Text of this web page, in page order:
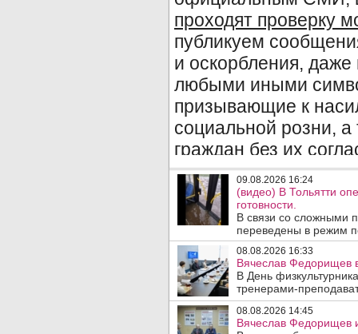
09.08.2026 16:24
(видео) В Тольятти
готовности.
В связи со сложными
переведены в режим
08.08.2026 16:33
Вячеслав Федорищев
В День
тренерами-
08.08.2026 14:45
Вячеслав Федорищев